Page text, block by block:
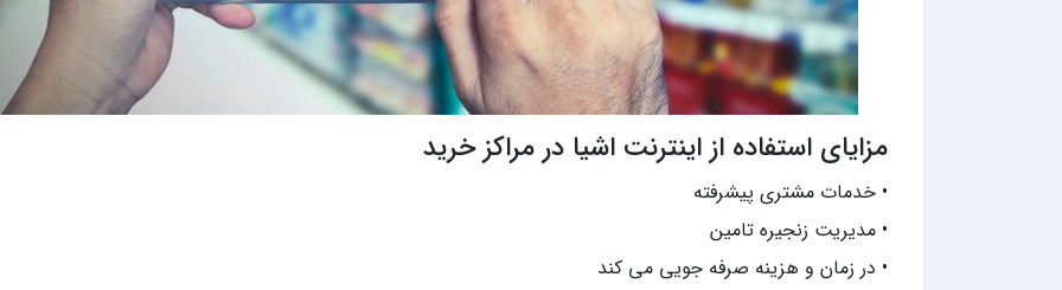
مزایای استفاده از اینترنت اشیا در مراکز خرید
• خدمات مشتری پیشرفته
• مدیریت زنجیره تامین
• در زمان و هزینه صرفه جویی می کند